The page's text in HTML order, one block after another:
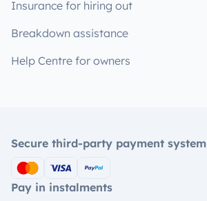
Insurance for hiring out
Breakdown assistance
Help Centre for owners
Secure third-party payment system
Pay in instalments